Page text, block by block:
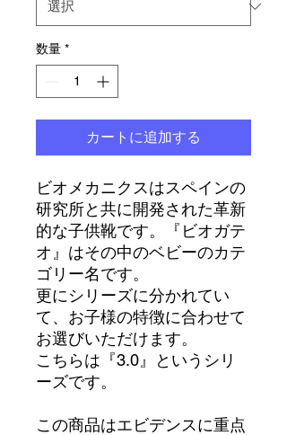
数量 *
カートに追加する
ビオメカニクスはスペインの
研究所と共に開発された革新
的な子供靴です。『ビオガテ
オ』はその中のベビーのカテ
ゴリー名です。
更にシリーズに分かれてい
て、お子様の特徴に合わせて
お選びいただけます。
こちらは『3.0』というシリ
ーズです。
この商品はエビデンスに重点